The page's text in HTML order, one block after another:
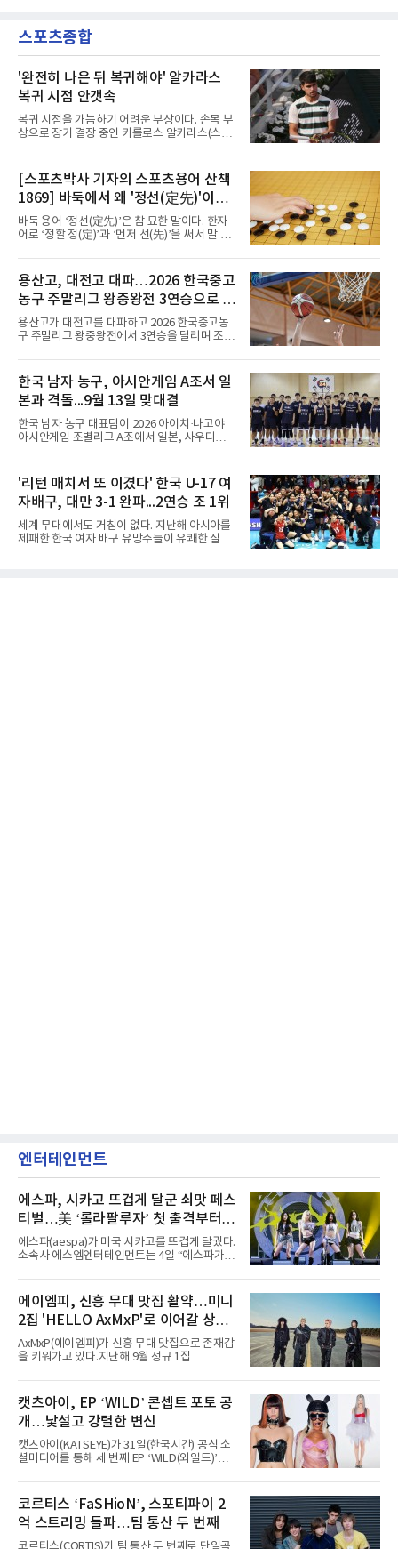
로키로 교체됐다.분데스리가 최다 우승팀(35회)
뮌헨은 프리시즌 아시아
과정에 부당함이 있었는지가 수사의 본류다.7일
연합뉴스 취재를 종합하면 서울경찰청 광역수사
을 압수수색해 감독 선임 관련 자료를 다수 확보
했다. 특히 감독 후보를 검토해 이사회에 추천하
는 전력강화위원회가 생성한 자료를 집중적으로
확보한 것으로 알려졌다.경찰은 협회가 홍 전 감
독을 1순위 후보로 정하고 검증한 과정, 이사회
의 최종 승인 경위를 살
스포츠종합
'완전히 나은 뒤 복귀해야' 알카라스
복귀 시점 안갯속
복귀 시점을 가늠하기 어려운 부상이다. 손목 부
상으로 장기 결장 중인 카를로스 알카라스(스페
을지 관심이 쏠린다.얀니크 신네르(이탈리아)와
정상을 다투던 알카라스는 지난 4월 바르셀로나
오픈 이후 넉 달째 남자프로테니스(ATP) 투어 경
기에 나서지 못하고 있다. 9일 영국 BBC 등에 따
르면 그는 손목 힘줄을 감싸는 활막에 염증이 생
기는 건초염을 앓고 있다.이 부상이 까다로운 이
유가 있다. 반복적으로 라켓을 쥐고 휘두르는 동
최장 1년의 회복이 필요하다. 알카라스는 수술
은 받지 않았다. 라켓
[스포츠박사 기자의 스포츠용어 산책
1869] 바둑에서 왜 '정선(定先)'이라
말할까
바둑 용어 ‘정선(定先)’은 참 묘한 말이다. 한자
어로 ‘정할 정(定)’과 ‘먼저 선(先)’을 써서 말 그
이 먼저 두되 백에게 덤을 주지 않는 방식이다.
요즘 프로기사들의 대국은 대부분 ‘호선(互
先)’으로 치러지고, 백에게 6집 반 또는 7집 반의
덤을 주는 것이 일반적이다. (본 코너 1868회 ‘바
둑에서 왜 ‘호선(互先)’이라 말할까‘ 참조) 반면
정선에서는 흑이 먼저 두는 대신 덤이 없다. 한국
기원 역시 기력 차이를 표시하는 기준에서 정선
상선(先相先), 선이선(先二先) 등 여러 단계가
용산고, 대전고 대파…2026 한국중고
농구 주말리그 왕중왕전 3연승으로 조
1위 16강 진출
용산고가 대전고를 대파하고 2026 한국중고농
구 주말리그 왕중왕전에서 3연승을 달리며 조 1
우슬체육관에서 열린 대회 남고부 B조 예선 3차
전에서 대전고를 상대로 주전 선수들의 고른 활
약을 앞세워 108-33으로 대승을 거뒀다.용산고
는 배대범이 22점, 김민기가 19점, 이승민이 13
점을 올리며 공격을 이끌었다. 경기 초반부터 주
도권을 잡은 용산고는 일찌감치 승기를 굳히며
대전고에 큰 점수 차 승리를 거뒀다.이로써 용산
붙는다.C조에서는 양정고가 충주고를 82-35로
크게 꺾고 16강 진출을 확정했다
한국 남자 농구, 아시안게임 A조서 일
본과 격돌...9월 13일 맞대결
한국 남자 농구 대표팀이 2026 아이치·나고야
아시안게임 조별리그 A조에서 일본, 사우디아라
가 8일 발표한 일정에 따르면 한국은 9월 10일
사우디, 11일 인도네시아, 13일 일본과 차례로
맞붙는다. FIBA 랭킹은 일본 22위, 한국 57위, 사
우디 65위, 인도네시아 94위로, 랭킹과 홈 이점
을 모두 갖춘 일본이 최대 변수다.니콜라이스 마
줄스(라트비아) 감독이 이끄는 대표팀은 지난달
6일 FIBA 월드컵 예선 1라운드 6차전에서 일본
'리턴 매치서 또 이겼다' 한국 U-17 여
자배구, 대만 3-1 완파...2연승 조 1위
세계 무대에서도 거침이 없다. 지난해 아시아를
제패한 한국 여자 배구 유망주들이 유쾌한 질주
엔터테인먼트
에스파, 시카고 뜨겁게 달군 쇠맛 페스
티벌…美 ‘롤라팔루자’ 첫 출격부터
증명한 존재감
에스파(aespa)가 미국 시카고를 뜨겁게 달궜다.
소속사 에스엠엔터테인먼트는 4일 “에스파가
서 열린 ‘롤라팔루자 시카고’(Lollapalooza
Chicago)의 알리안츠 스테이지에 올랐다”며
“총 14곡으로 구성된 세트리스트를 선사, 데뷔 7
년 차다운 노련한 무대 매너와 파워풀한 에너지
로 현장의 분위기를 압도했다”고 밝혔다.1991
년 시작된 ‘롤라팔루자’는 8개 스테이지, 170여
팀의 아티스트와 40만 명 이상의 관객이 운집하
코르티스 등 K팝 스타들이 출연진 명단에 이름
을 올렸다.이날 에스파는
에이엠피, 신흥 무대 맛집 활약…미니
2집 'HELLO AxMxP'로 이어갈 상승
세
AxMxP(에이엠피)가 신흥 무대 맛집으로 존재감
을 키워가고 있다.지난해 9월 정규 1집
AxMxP는 데뷔 전부터 버스킹과 각종 페스티벌,
공연 무대에 오르며 실전 경험을 쌓아왔다.이들
은 소속사 패밀리 콘서트를 비롯해 '뷰티풀 민트
라이프 2025', '2025 부산국제록페스티벌' 등 대
형 무대에 잇달아 출연해 당찬 에너지와 풋풋한
매력으로 음악팬들의 눈도장을 찍었다.이후
AxMxP는 '카운트다운 판타지 2025-2026',
정적인 실력을 입증했고, 올해 '2026 어썸뮤직
페스티벌', '뷰티풀 민트 라이프 2026', '2026
캣츠아이, EP ‘WILD’ 콘셉트 포토 공
개…낯설고 강렬한 변신
캣츠아이(KATSEYE)가 31일(한국시간) 공식 소
셜미디어를 통해 세 번째 EP ‘WILD(와일드)’의
heart(와일드 하트)’라는 제목이 붙은 콘셉트 포
토에는 멤버들의 본능적이고 야성적인 면모가
강렬하게 담겼다. 짙은 아이섀도와 푸른빛·금빛·
붉은빛의 컬러 렌즈가 비현실적인 분위기를 자
아내고, 여러 원색이 불규칙하게 뒤섞인 멀티컬
코르티스 ‘FaSHioN’, 스포티파이 2
억 스트리밍 돌파…팀 통산 두 번째